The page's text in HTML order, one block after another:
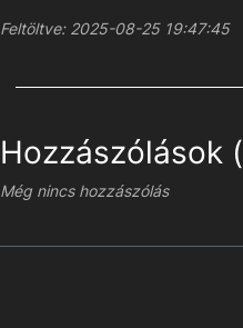
Feltöltve: 2025-08-25 19:47:45
Hozzászólások
Még nincs hozzászólás